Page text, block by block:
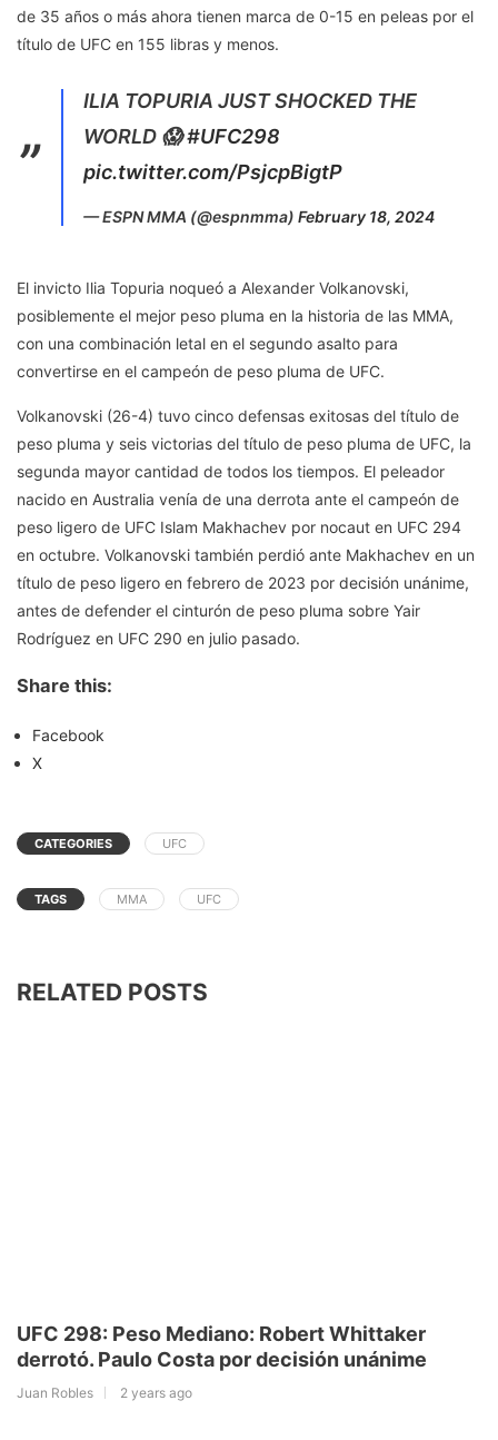
de 35 años o más ahora tienen marca de 0-15 en peleas por el
título de UFC en 155 libras y menos.
ILIA TOPURIA JUST SHOCKED THE
WORLD 😱#UFC298
pic.twitter.com/PsjcpBigtP
— ESPN MMA (@espnmma) February 18, 2024
El invicto Ilia Topuria noqueó a Alexander Volkanovski,
posiblemente el mejor peso pluma en la historia de las MMA,
con una combinación letal en el segundo asalto para
convertirse en el campeón de peso pluma de UFC.
Volkanovski (26-4) tuvo cinco defensas exitosas del título de
peso pluma y seis victorias del título de peso pluma de UFC, la
segunda mayor cantidad de todos los tiempos. El peleador
nacido en Australia venía de una derrota ante el campeón de
peso ligero de UFC Islam Makhachev por nocaut en UFC 294
en octubre. Volkanovski también perdió ante Makhachev en un
título de peso ligero en febrero de 2023 por decisión unánime,
antes de defender el cinturón de peso pluma sobre Yair
Rodríguez en UFC 290 en julio pasado.
Share this:
Facebook
X
CATEGORIES UFC
TAGS MMA UFC
RELATED POSTS
UFC 298: Peso Mediano: Robert Whittaker
derrotó. Paulo Costa por decisión unánime
Juan Robles 2 years ago